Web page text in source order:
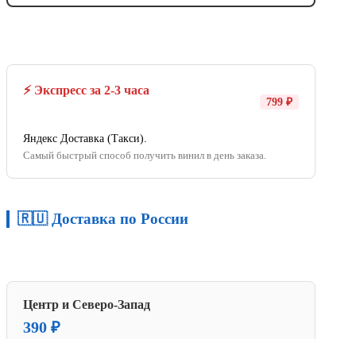
⚡ Экспресс за 2-3 часа
799 ₽
Яндекс Доставка (Такси).
Самый быстрый способ получить винил в день заказа.
🇷🇺 Доставка по России
Центр и Северо-Запад
390 ₽